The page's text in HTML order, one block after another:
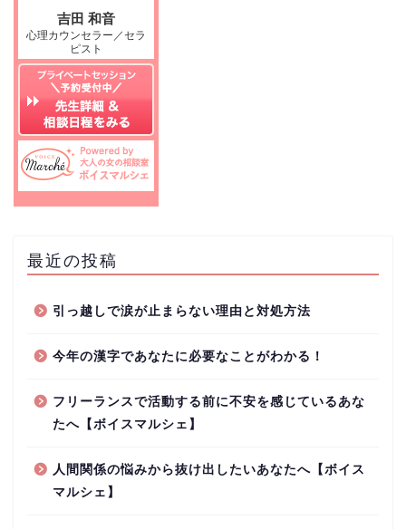
最近の投稿
引っ越しで涙が止まらない理由と対処方法
今年の漢字であなたに必要なことがわかる！
フリーランスで活動する前に不安を感じているあな
たへ【ボイスマルシェ】
人間関係の悩みから抜け出したいあなたへ【ボイス
マルシェ】